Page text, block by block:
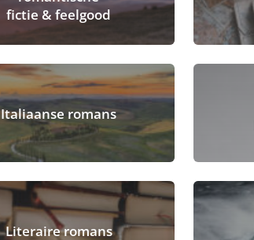
fictie & feelgood
Italiaanse romans
Literaire romans